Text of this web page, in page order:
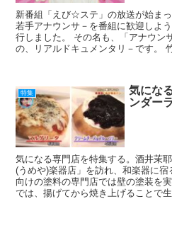
新番組「えび☆ステ」の放送が始ま
若手アナウンサ－を番組に歓迎しよ
行しました。 その名も、「アナウン
の、リアルドキュメンタリ－です。
特集
気にな
ンダー
気になる専門店を特集する。酒井茉
(うめや)楽器店」を訪れ、和楽器に
向けの塗料の専門店では壁の塗装を
では、揚げてから焼き上げることで